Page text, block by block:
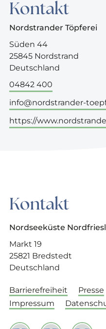
Kontakt
Nordstrander Töpferei
Süden 44
25845 Nordstrand
Deutschland
04842 400
info@nordstrander-
https://
Kontakt
Nordseeküste
Markt 19
25821 Bredstedt
Deutschland
Barrierefreiheit Presse
Impressum